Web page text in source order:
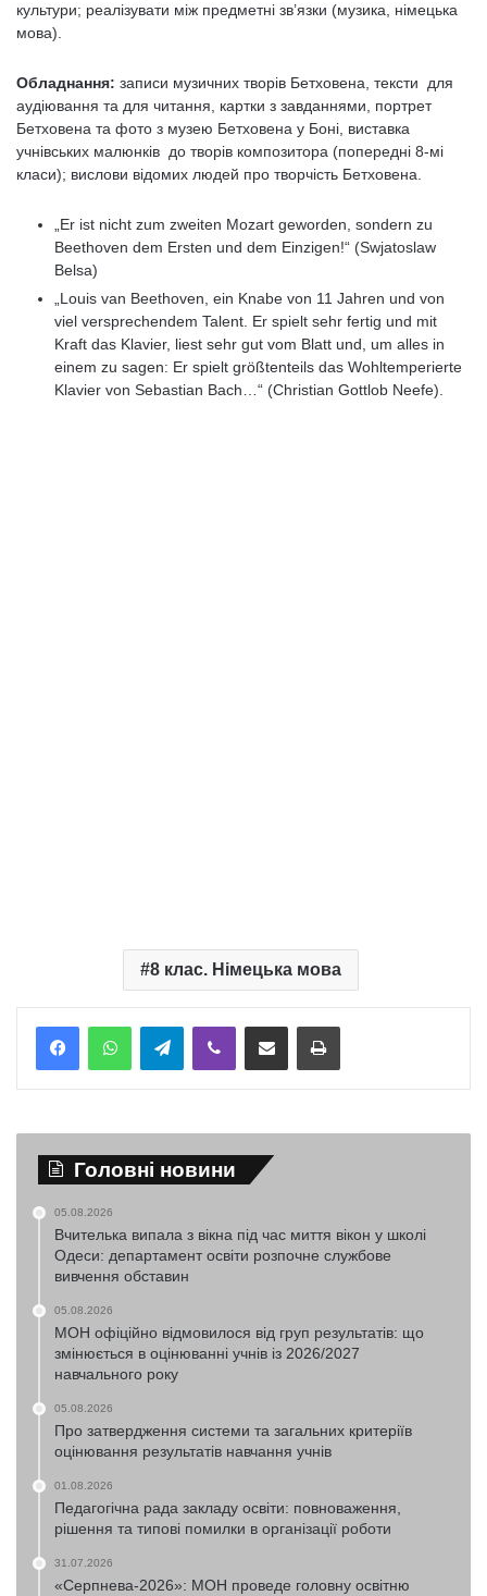
культури; реалізувати між предметні зв’язки (музика, німецька
мова).
Обладнання: записи музичних творів Бетховена, тексти для
аудіювання та для читання, картки з завданнями, портрет
Бетховена та фото з музею Бетховена у Боні, виставка
учнівських малюнків до творів композитора (попередні 8-мі
класи); вислови відомих людей про творчість Бетховена.
„Er ist nicht zum zweiten Mozart geworden, sondern zu
Beethoven dem Ersten und dem Einzigen!“ (Swjatoslaw
Belsa)
„Louis van Beethoven, ein Knabe von 11 Jahren und von
viel versprechendem Talent. Er spielt sehr fertig und mit
Kraft das Klavier, liest sehr gut vom Blatt und, um alles in
einem zu sagen: Er spielt größtenteils das Wohltemperierte
Klavier von Sebastian Bach…“ (Christian Gottlob Neefe).
8 клас. Німецька мова
TelegramViber Надіслати електронною поштоюНадрукувати
Головні новини
05.08.2026
Вчителька випала з вікна під час миття вікон у школі
Одеси: департамент освіти розпочне службове
вивчення обставин
05.08.2026
МОН офіційно відмовилося від груп результатів: що
змінюється в оцінюванні учнів із 2026/2027
навчального року
05.08.2026
Про затвердження системи та загальних критеріїв
оцінювання результатів навчання учнів
01.08.2026
Педагогічна рада закладу освіти: повноваження,
рішення та типові помилки в організації роботи
31.07.2026
«Серпнева-2026»: МОН проведе головну освітню